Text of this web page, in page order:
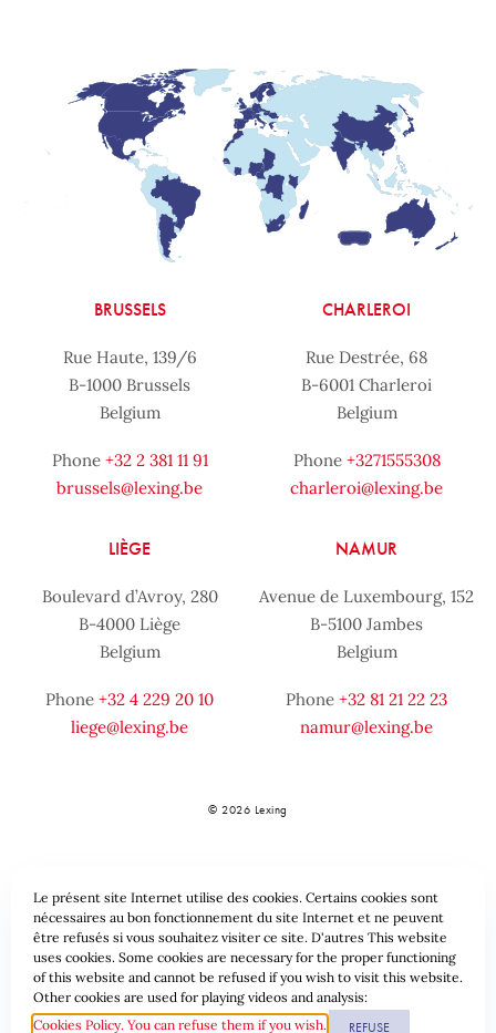
BRUSSELS
Rue Haute, 139/6
B-1000 Brussels
Belgium
Phone +32 2 381 11 91
brussels@lexing.be
CHARLEROI
Rue Destrée, 68
B-6001 Charleroi
Belgium
Phone +3271555308
charleroi@lexing.be
LIÈGE
Boulevard d’Avroy, 280
B-4000 Liège
Belgium
Phone +32 4 229 20 10
liege@lexing.be
NAMUR
Avenue de Luxembourg, 152
B-5100 Jambes
Belgium
Phone +32 81 21 22 23
namur@lexing.be
© 2026 Lexing
Sitemap Standard provisions Data protection & Cookies
Le présent site Internet utilise des cookies. Certains cookies sont
nécessaires au bon fonctionnement du site Internet et ne peuvent
être refusés si vous souhaitez visiter ce site. D'autres This website
uses cookies. Some cookies are necessary for the proper functioning
of this website and cannot be refused if you wish to visit this website.
Other cookies are used for playing videos and analysis:
Cookies Policy. You can refuse them if you wish.
REFUSE